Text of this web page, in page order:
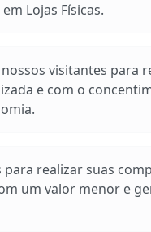
Lojas Físicas.
visitantes para
e com o
realizar suas
um valor menor e